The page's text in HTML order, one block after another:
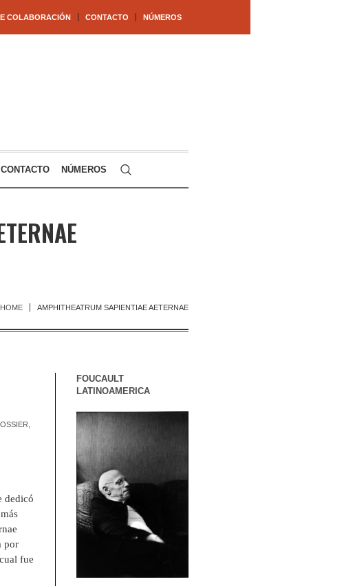
COLABORACIÓN CONTACTO NÚMEROS
CONTACTO NÚMEROS
HOME AMPHITHEATRUM SAPIENTIAE AETERNAE
dedicó
por
fue
FOUCAULT
LATINOAMERICA